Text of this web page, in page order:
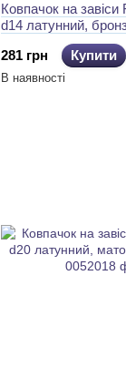
Ковпачок на
d14 латунний,
281 грн
Купити
В наявності